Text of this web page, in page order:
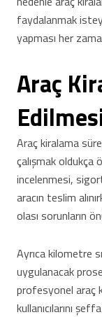
faydalanmak
yapması her
Araç
Araç kiralama
çalışmak oldukça
incelenmesi,
aracın teslim
olası sorunların
Ayrıca kilometre
uygulanacak
profesyonel araç
kullanıcılarını